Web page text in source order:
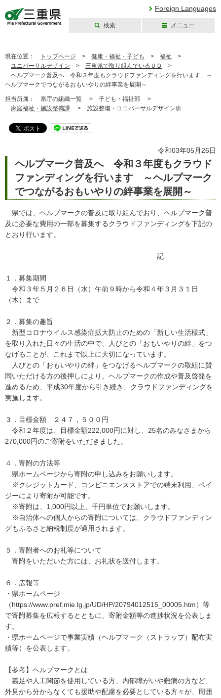
Foreign Languages
検索 メニュー
現在位置： トップページ > 健康・福祉・子ども > 福祉 >
ユニバーサルデザイン > 三重県で取り組んでいるＵＤ
>
ヘルプマーク普及へ 令和３年度もクラウドファンディングを行います ～
ヘルプマークでつながるおもいやりの絆事業を展開～
担当所属： 県庁の組織一覧 > 子ども・福祉部 >
家庭福祉・施設整備課 > 施設整備・ユニバーサルデザイン班
令和03年05月26日
ヘルプマーク普及へ 令和３年度もクラウド
ファンディングを行います ～ヘルプマーク
でつながるおもいやりの絆事業を展開～
県では、ヘルプマークの普及に取り組んでおり、ヘルプマーク普
及に必要な費用の一部を募集するクラウドファンディングを下記の
とおり行います。
記
１．募集期間
令和３年５月２６日（水）午前９時から令和４年３月３１日
（木）まで
２．募集の趣旨
新型コロナウイルス感染症拡大防止のための「新しい生活様式」
を取り入れた日々の生活の中で、人びとの「おもいやりの絆」をつ
なげることが、これまで以上に大切になっています。
人びとの「おもいやりの絆」をつなげるヘルプマークの取組に賛
同いただける方の後押しにより、ヘルプマークの作成や普及啓発を
進めるため、平成30年度から引き続き、クラウドファンディングを
実施します。
３．目標金額 ２４７，５００円
令和２年度は、目標金額222,000円に対し、25名のみなさまから
270,000円のご寄附をいただきました。
４．寄附の方法等
県ホームページから寄附の申し込みをお願いします。
※クレジットカード、コンビニエンスストアでの端末利用、ペイ
ジーにより寄附が可能です。
※寄附は、1,000円以上、千円単位でお願いします。
※自治体への個人からの寄附については、クラウドファンディン
グもふるさと納税制度が適用されます。
５．寄附者へのお礼等について
寄附をいただいた方には、お礼状を送付します。
６．広報等
・県ホームページ
（https://www.pref.mie.lg.jp/UD/HP/20794012515_00005.htm）等
で寄附募集を広報するとともに、寄附金額等の進捗状況を公表しま
す。
・県ホームページで事業実績（ヘルプマーク（ストラップ）配布実
績等）を公表します。
【参考】ヘルプマークとは
義足や人工関節を使用している方、内部障がいや難病の方など、
外見から分からなくても援助や配慮を必要としている方々が、周囲